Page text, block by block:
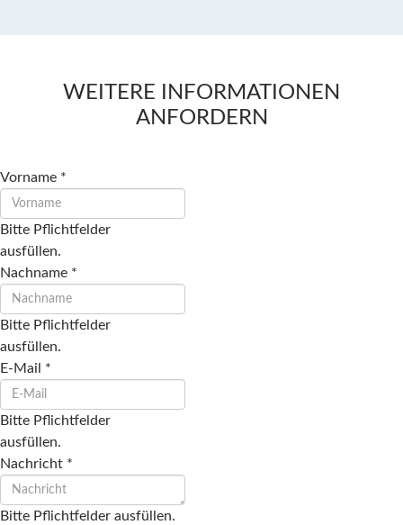
WEITERE INFORMATIONEN
ANFORDERN
Vorname *
Bitte Pflichtfelder
ausfüllen.
Nachname *
Bitte Pflichtfelder
ausfüllen.
E-Mail
*
Bitte Pflichtfelder
ausfüllen.
Nachricht *
Bitte Pflichtfelder ausfüllen.